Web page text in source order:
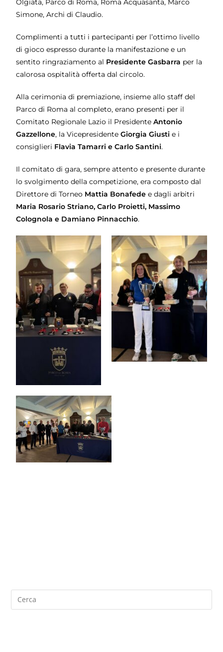
Olgiata, Parco di Roma, Roma Acquasanta, Marco
Simone, Archi di Claudio.
Complimenti a tutti i partecipanti per l’ottimo livello
di gioco espresso durante la manifestazione e un
sentito ringraziamento al Presidente Gasbarra per la
calorosa ospitalità offerta dal circolo.
Alla cerimonia di premiazione, insieme allo staff del
Parco di Roma al completo, erano presenti per il
Comitato Regionale Lazio il PresidenteAntonio
Gazzellone, la VicepresidenteGiorgia Giusti e i
consiglieri Flavia Tamarri e Carlo Santini.
Il comitato di gara, sempre attento e presente durante
lo svolgimento della competizione, era composto dal
Direttore di Torneo Mattia Bonafede e dagli arbitri
Maria Rosario Striano, Carlo Proietti, Massimo
Colognola e Damiano Pinnacchio.